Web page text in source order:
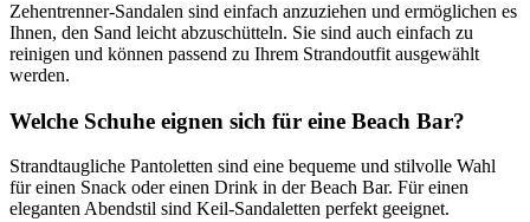
Zehentrenner-Sandalen sind einfach anzuziehen und ermöglichen es
Ihnen, den Sand leicht abzuschütteln. Sie sind auch einfach zu
reinigen und können passend zu Ihrem Strandoutfit ausgewählt
werden.
Welche Schuhe eignen sich für eine Beach Bar?
Strandtaugliche Pantoletten sind eine bequeme und stilvolle Wahl
für einen Snack oder einen Drink in der Beach Bar. Für einen
eleganten Abendstil sind Keil-Sandaletten perfekt geeignet.